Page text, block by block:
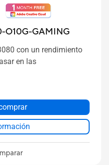
O10G-GAMING
con un rendimiento
en las